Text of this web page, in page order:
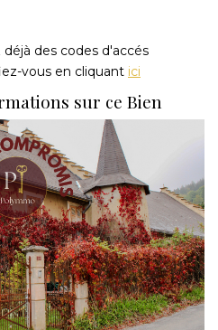
déjà des codes d'accés
vous en cliquant ici
sur ce Bien